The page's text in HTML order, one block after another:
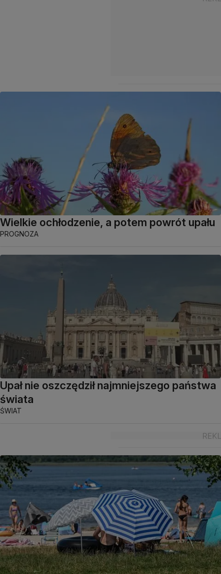
Wielkie ochłodzenie, a potem powrót upału
PROGNOZA
Upał nie oszczędził najmniejszego państwa
świata
ŚWIAT